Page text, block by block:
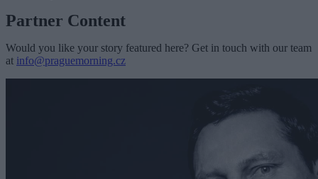
Partner Content
Would you like your story featured here? Get in touch with our team
at info@praguemorning.cz